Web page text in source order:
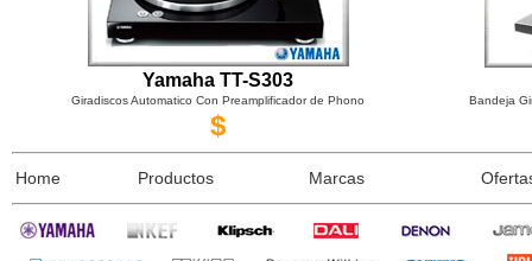
Yamaha TT-S303
Giradiscos Automatico Con Preamplificador de Phono Bandeja
$
Home Productos Marcas